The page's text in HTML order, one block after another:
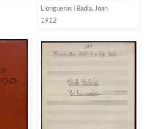
Llongueras i Badia, Joan
1912